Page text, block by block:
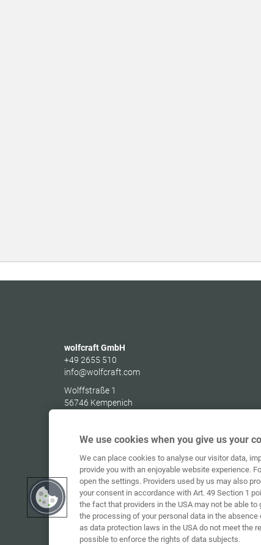
wolfcraft GmbH
+49 2655 510
info@wolfcraft.com
Wolffstraße 1
56746 Kempenich
We use cookies when you give us your
We can place cookies to analyse our visitor data,
provide you with an enjoyable website experience.
open the settings. Providers used by us may also
your consent in accordance with Art. 49 Section 1
the fact that providers in the USA may not be able
the processing of your personal data in the
as data protection laws in the USA do not meet the
possible to enforce the rights of data subjects.